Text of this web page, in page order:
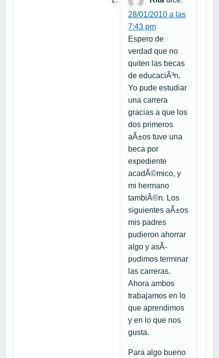
28/01/2010 a las
7:43 pm
Espero de
verdad que no
quiten las becas
de educaciÃ³n.
Yo pude estudiar
una carrera
gracias a que los
dos primeros
aÃ±os tuve una
beca por
expediente
acadÃ©mico, y
mi hermano
tambiÃ©n. Los
siguientes aÃ±os
mis padres
pudieron ahorrar
algo y asÃ­
pudimos terminar
las carreras.
Ahora ambos
trabajamos en lo
que aprendimos
y en lo que nos
gusta.
Para algo bueno